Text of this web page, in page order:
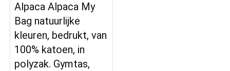
Alpaca Alpaca My
Bag natuurlijke
kleuren, bedrukt, van
100% katoen, in
polyzak. Gymtas,